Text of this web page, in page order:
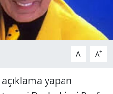
A- A+
yapan